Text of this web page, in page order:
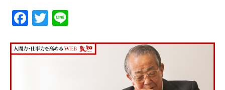
F
a
c
T
w
itte